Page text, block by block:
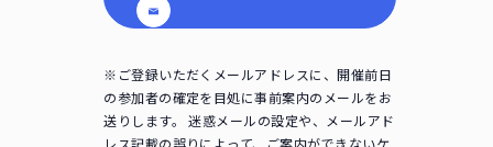
※ご登録いただくメールアドレスに、開催前日
の参加者の確定を目処に事前案内のメールをお
送りします。 迷惑メールの設定や、メールアド
レス記載の誤りによって、ご案内ができないケ